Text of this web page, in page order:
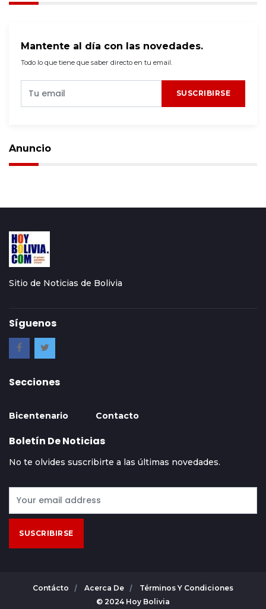
Mantente al día con las novedades.
Todo lo que tiene que saber directo en tu email.
SUSCRIBIRSE
Anuncio
Sitio de Noticias de Bolivia
Síguenos
Secciones
Bicentenario Contacto
Boletín De Noticias
No te olvides suscribirte a las últimas novedades.
SUSCRIBIRSE
© 2024 Hoy Bolivia
Contácto Acerca De Términos Y Condiciones